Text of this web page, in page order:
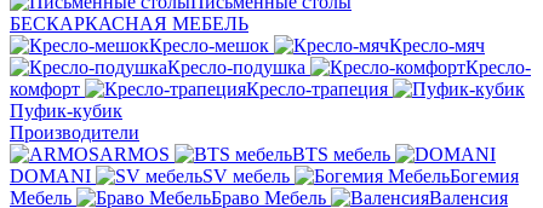
БЕСКАРКАСНАЯ МЕБЕЛЬ
Кресло-мешок
Кресло-мяч
Кресло-подушка
Кресло-
комфорт
Кресло-трапеция
Пуфик-кубик
Производители
ARMOS
BTS мебель
DOMANI
SV мебель
Богемия
Мебель
Браво Мебель
Валенсия